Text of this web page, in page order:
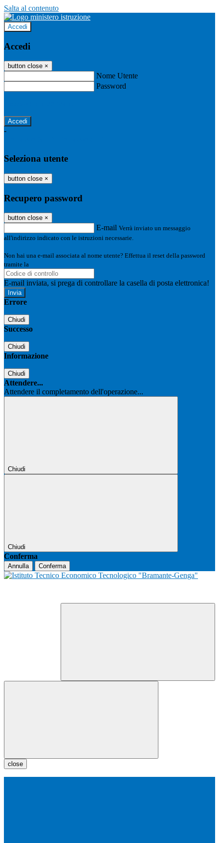
Salta al contenuto
Accedi
Accedi
button close ×
Nome Utente
Password
-
Seleziona utente
button close ×
Recupero password
button close ×
E-mail Verrà inviato un messaggio
all'indirizzo indicato con le istruzioni necessarie.
Non hai una e-mail associata al nome utente? Effettua il reset della password
tramite la
E-mail inviata, si prega di controllare la casella di posta elettronica!
Errore
Chiudi
Successo
Chiudi
Informazione
Chiudi
Attendere...
Attendere il completamento dell'operazione...
Chiudi
Chiudi
Conferma
Annulla Conferma
close